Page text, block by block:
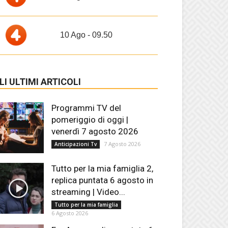
10 Ago - 09.50
ULTIMI ARTICOLI
Programmi TV del
pomeriggio di oggi |
venerdì 7 agosto 2026
Anticipazioni Tv 7 Agosto 2026
Tutto per la mia famiglia 2,
replica puntata 6 agosto in
streaming | Video...
Tutto per la mia famiglia
6 Agosto 2026